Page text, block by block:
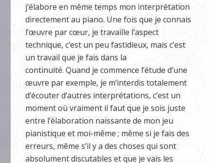
j’élabore en même temps mon interprétation
directement au piano. Une fois que je connais
l’œuvre par cœur, je travaille l’aspect
technique, c’est un peu fastidieux, mais c’est
un travail que je fais dans la
continuité. Quand je commence l’étude d’une
œuvre par exemple, je m’interdis totalement
d’écouter d’autres interprétations, c’est un
moment où vraiment il faut que je sois juste
entre l’élaboration naissante de mon jeu
pianistique et moi-même ; même si je fais des
erreurs, même s’il y a des choses qui sont
absolument discutables et que je vais les